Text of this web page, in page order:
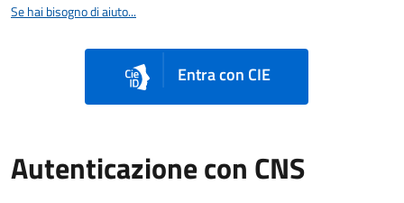
Se hai bisogno di aiuto...
Entra con CIE
Autenticazione con CNS